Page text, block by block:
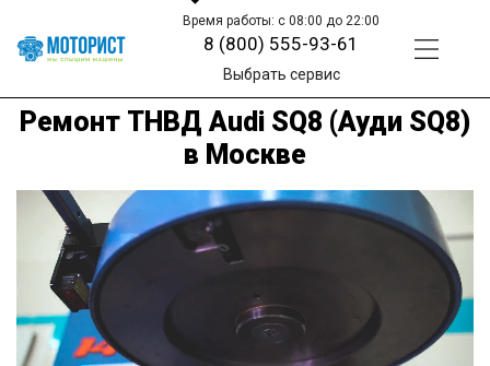
Время работы: с 08:00 до 22:00
8 (800) 555-93-61
Выбрать сервис
Ремонт ТНВД Audi SQ8 (Ауди SQ8)
в Москве